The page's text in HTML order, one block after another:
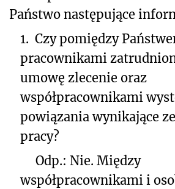
Państwo następujące
1. Czy pomiędzy
pracownikami
umowę zlecenie oraz
współpracownikami
powiązania wynikające
pracy?
Odp.: Nie. Między
współpracownikami i